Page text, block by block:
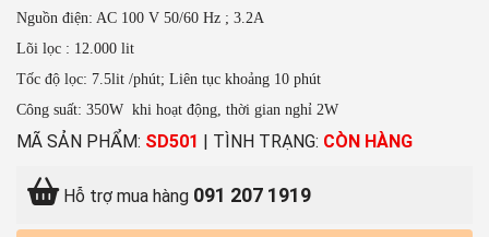
Nguồn điện: AC 100 V 50/60 Hz ; 3.2A
Lõi lọc : 12.000 lit
Tốc độ lọc: 7.5lit /phút; Liên tục khoảng 10 phút
Công suất: 350W khi hoạt động, thời gian nghỉ 2W
MÃ SẢN PHẨM: SD501 TÌNH TRẠNG: CÒN HÀNG
Hỗ trợ mua hàng 091 207 1919